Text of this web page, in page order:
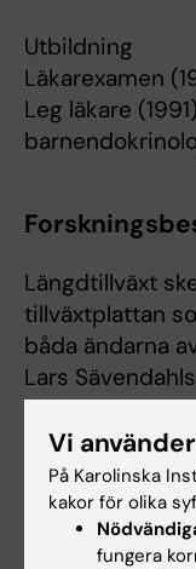
Utbildning
Läkarexamen
Leg läkare
Längdtillväxt
tillväxtplattan
båda ändarna
Lars
utvecklat nya
därigenom
regleras på
omsättas till
och ungdomar
Vi
På Karolinska
kakor för olika
fungera